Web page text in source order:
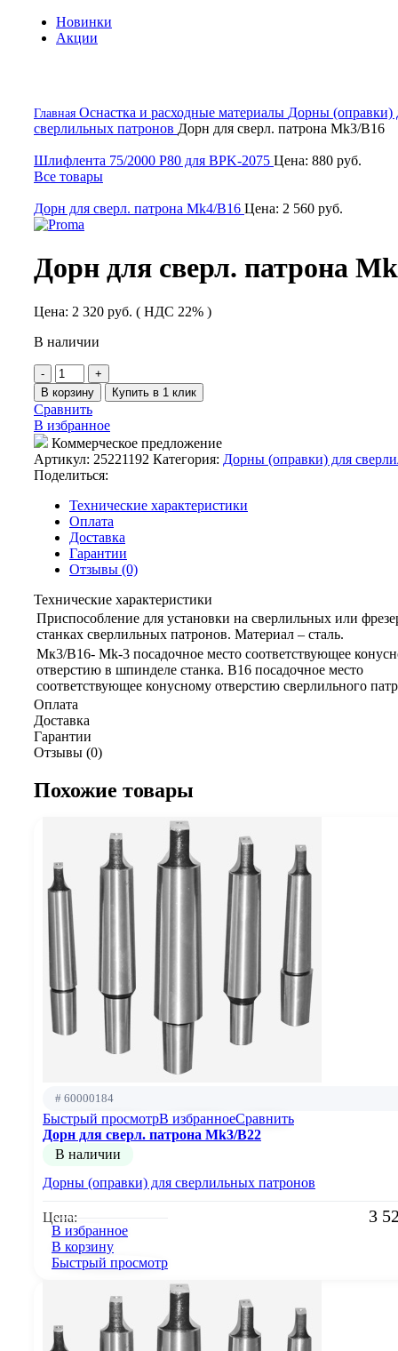
Новинки
Акции
Главная Оснастка и расходные материалы Дорны (оправки)
сверлильных патронов Дорн для сверл. патрона Mk3/B16
Шлифлента 75/2000 Р80 для BPK-2075 Цена: 880 руб.
Все товары
Дорн для сверл. патрона Mk4/B16 Цена: 2 560 руб.
Дорн для сверл. патрона
Цена: 2 320 руб. ( НДС 22% )
В наличии
Количество
товара
Дорн
для
сверл.
патрона
Mk3/B16
В корзину Купить в 1 клик
Сравнить
В избранное
Коммерческое предложение
Артикул: 25221192 Категория: Дорны (оправки) для
Поделиться:
Технические характеристики
Оплата
Доставка
Гарантии
Отзывы (0)
Технические характеристики
Приспособление для установки на сверлильных или
станках сверлильных патронов. Материал – сталь.
Мк3/В16- Mk-3 посадочное место соответствующее
отверстию в шпинделе станка. В16 посадочное место
соответствующее конусному отверстию сверлильного
Оплата
Доставка
Гарантии
Отзывы (0)
Похожие товары
# 60000184
Быстрый просмотрВ избранноеСравнить
Дорн для сверл. патрона Mk3/B22
В наличии
Дорны (оправки) для сверлильных патронов
Цена: 3
В избранное
В корзину
Быстрый просмотр